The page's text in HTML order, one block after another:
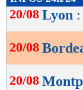
de
lecture
OK
20/08 Lyon
20/08
20/08